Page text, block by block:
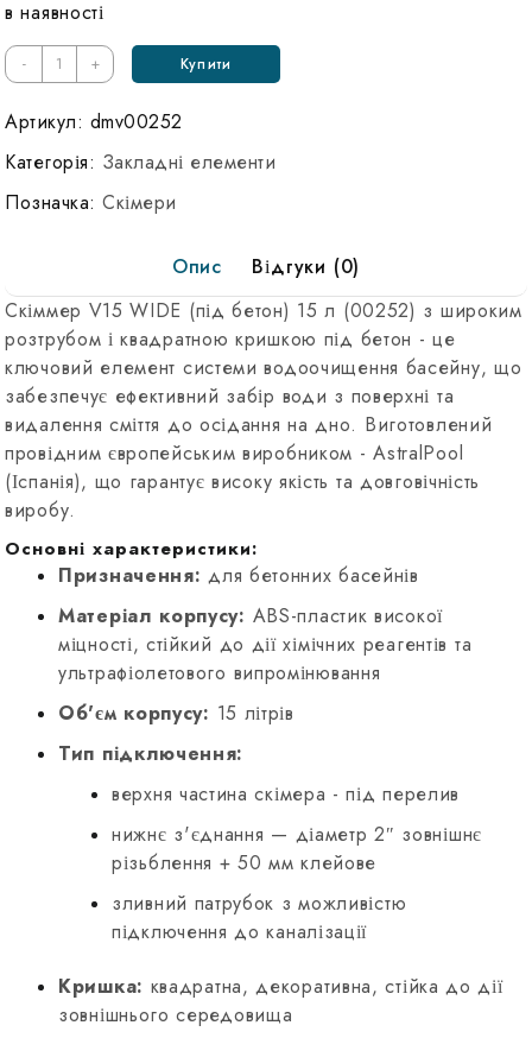
в наявності
-
Кількість
Скиммер
V15
(под
бетон),
00252
+ Купити
Артикул: dmv00252
Категорія: Закладні елементи
Позначка: Скімери
Опис
Відгуки (0)
Скіммер V15 WIDE (під бетон) 15 л (00252) з широким
розтрубом і квадратною кришкою під бетон - це
ключовий елемент системи водоочищення басейну, що
забезпечує ефективний забір води з поверхні та
видалення сміття до осідання на дно. Виготовлений
провідним європейським виробником - AstralPool
(Іспанія), що гарантує високу якість та довговічність
виробу.
Основні характеристики:
Призначення: для бетонних басейнів
Матеріал корпусу: ABS-пластик високої
міцності, стійкий до дії хімічних реагентів та
ультрафіолетового випромінювання
Об'єм корпусу: 15 літрів
Тип підключення:
верхня частина скімера - під перелив
нижнє з'єднання — діаметр 2″ зовнішнє
різьблення + 50 мм клейове
зливний патрубок з можливістю
підключення до каналізації
Кришка: квадратна, декоративна, стійка до дії
зовнішнього середовища